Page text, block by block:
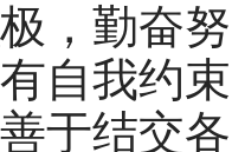
，勤奋
自我约
于结交